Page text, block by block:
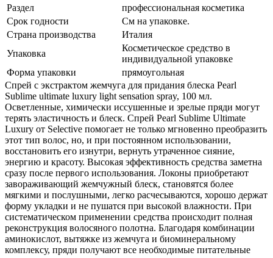
Раздел
профессиональная косметика
Срок годности
См на упаковке.
Страна производства
Италия
Упаковка
Косметическое средство в
индивидуальной упаковке
Форма упаковки
прямоугольная
Спрей с экстрактом жемчуга для придания блеска Pearl
Sublime ultimate luxury light sensation spray, 100 мл.
Осветленные, химически иссушенные и зрелые пряди могут
терять эластичность и блеск. Спрей Pearl Sublime Ultimate
Luxury от Selective помогает не только мгновенно преобразить
этот тип волос, но, и при постоянном использовании,
восстановить его изнутри, вернуть утраченное сияние,
энергию и красоту. Высокая эффективность средства заметна
сразу после первого использования. Локоны приобретают
завораживающий жемчужный блеск, становятся более
мягкими и послушными, легко расчесываются, хорошо держат
форму укладки и не пушатся при высокой влажности. При
систематическом применении средства происходит полная
реконструкция волосяного полотна. Благодаря комбинации
аминокислот, вытяжке из жемчуга и биоминеральному
комплексу, пряди получают все необходимые питательные